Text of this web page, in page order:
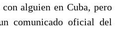
alguien en Cuba, pero
comunicado oficial del